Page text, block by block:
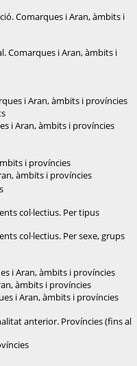
Comarques i Aran, àmbits i
Comarques i Aran, àmbits i
i Aran, àmbits i províncies
i Aran, àmbits i províncies
i províncies
àmbits i províncies
col·lectius. Per tipus
col·lectius. Per sexe, grups
i Aran, àmbits i províncies
àmbits i províncies
i Aran, àmbits i províncies
anterior. Províncies (fins al